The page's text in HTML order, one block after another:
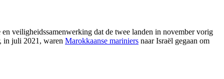
veiligheidssamenwerking dat de twee landen in november vorig
in juli 2021, waren Marokkaanse mariniers naar Israël gegaan om